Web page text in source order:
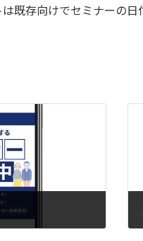
既存向けでセミナーの日